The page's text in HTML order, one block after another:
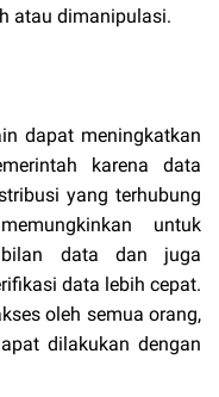
atau dimanipulasi.
dapat meningkatkan
karena data
yang terhubung
untuk
data dan juga
data lebih cepat.
oleh semua orang,
dilakukan dengan